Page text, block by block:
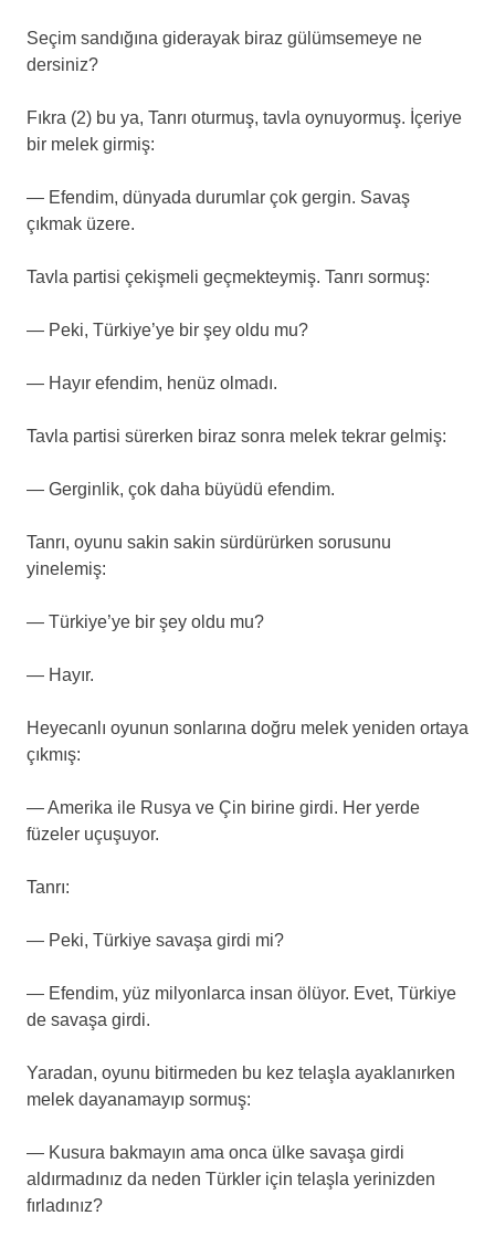
Seçim sandığına giderayak biraz gülümsemeye ne
dersiniz?
Fıkra (2) bu ya, Tanrı oturmuş, tavla oynuyormuş. İçeriye
bir melek girmiş:
— Efendim, dünyada durumlar çok gergin. Savaş
çıkmak üzere.
Tavla partisi çekişmeli geçmekteymiş. Tanrı sormuş:
— Peki, Türkiye’ye bir şey oldu mu?
— Hayır efendim, henüz olmadı.
Tavla partisi sürerken biraz sonra melek tekrar gelmiş:
— Gerginlik, çok daha büyüdü efendim.
Tanrı, oyunu sakin sakin sürdürürken sorusunu
yinelemiş:
— Türkiye’ye bir şey oldu mu?
— Hayır.
Heyecanlı oyunun sonlarına doğru melek yeniden ortaya
çıkmış:
— Amerika ile Rusya ve Çin birine girdi. Her yerde
füzeler uçuşuyor.
Tanrı:
— Peki, Türkiye savaşa girdi mi?
— Efendim, yüz milyonlarca insan ölüyor. Evet, Türkiye
de savaşa girdi.
Yaradan, oyunu bitirmeden bu kez telaşla ayaklanırken
melek dayanamayıp sormuş:
— Kusura bakmayın ama onca ülke savaşa girdi
aldırmadınız da neden Türkler için telaşla yerinizden
fırladınız?